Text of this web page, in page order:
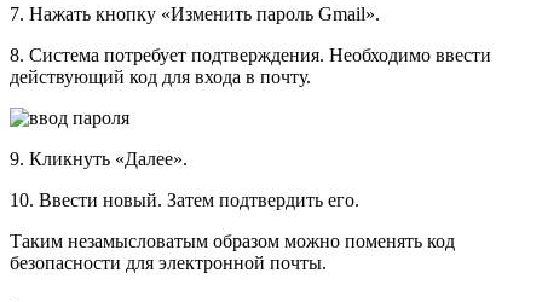
7. Нажать кнопку «Изменить пароль Gmail».
8. Система потребует подтверждения. Необходимо ввести
действующий код для входа в почту.
9. Кликнуть «Далее».
10. Ввести новый. Затем подтвердить его.
Таким незамысловатым образом можно поменять код
безопасности для электронной почты.